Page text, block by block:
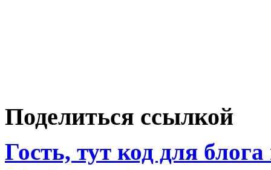
Поделиться ссылкой
Гость, тут код для